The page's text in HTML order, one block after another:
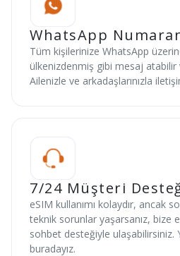
WhatsApp
Tüm kişilerinize WhatsApp
ülkenizdenmiş gibi mesaj atabilir
Ailenizle ve arkadaşlarınızla
7/24 Müşteri
eSIM kullanımı kolaydır, ancak
teknik sorunlar yaşarsanız, bize
sohbet desteğiyle ulaşabilirsiniz.
buradayız.